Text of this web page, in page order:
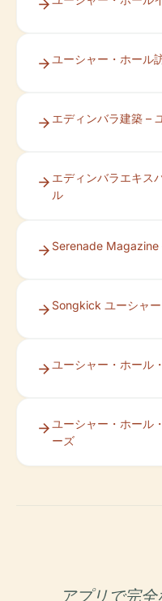
ユーシャー・ホール
エディンバラ建築 –
エディンバラエキス
ル
Serenade Magazine
Songkick ユーシャ
ユーシャー・ホール
ユーシャー・ホール
ーズ
アプリで完